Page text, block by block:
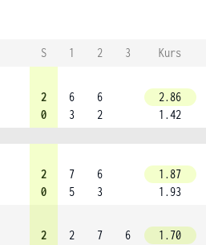
S 1 2 3
Kurs
2
0
6
3
6
2
2.86
1.42
2
0
7
5
6
3
1.87
1.93
2
2
7
6
1.70